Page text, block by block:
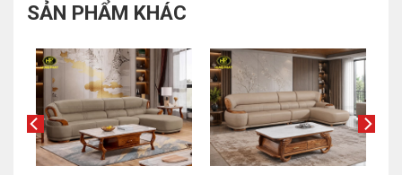
SẢN PHẨM KHÁC